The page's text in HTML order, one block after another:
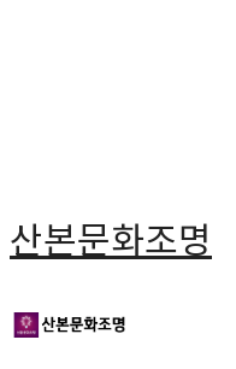
산본문화조명